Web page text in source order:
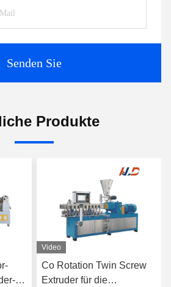
Senden Sie
Produkte
Video
Co Rotation Twin Screw
Extruder für die